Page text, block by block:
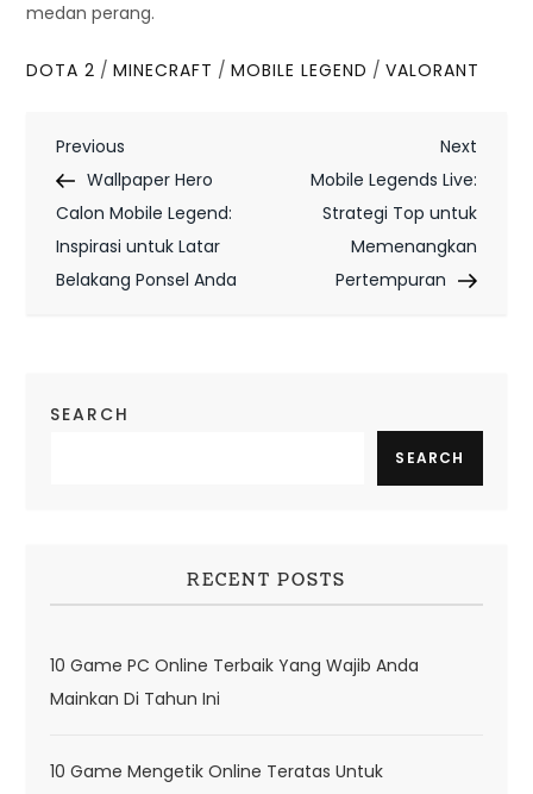
medan perang.
DOTA 2 /MINECRAFT /MOBILE LEGEND /VALORANT
P
o
s
t
v
t
i
o
n
Previous
Post
Previous
Wallpaper Hero
Calon Mobile Legend:
Inspirasi untuk Latar
Belakang Ponsel Anda
Next
Post
Next
Mobile Legends Live:
Strategi Top untuk
Memenangkan
Pertempuran
SEARCH
SEARCH
RECENT POSTS
10 Game PC Online Terbaik Yang Wajib Anda
Mainkan Di Tahun Ini
10 Game Mengetik Online Teratas Untuk